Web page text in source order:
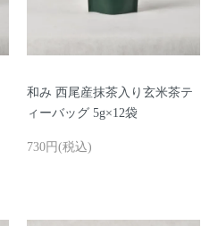
和み 西尾産抹茶入り玄米茶テ
ィーバッグ 5g×12袋
730円(税込)